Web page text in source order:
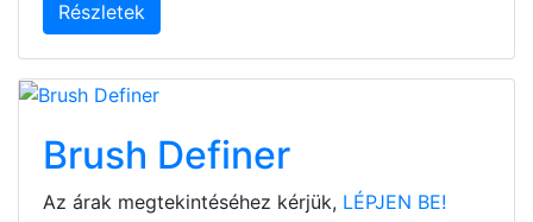
Részletek
Brush Definer
Az árak megtekintéséhez kérjük, LÉPJEN BE!